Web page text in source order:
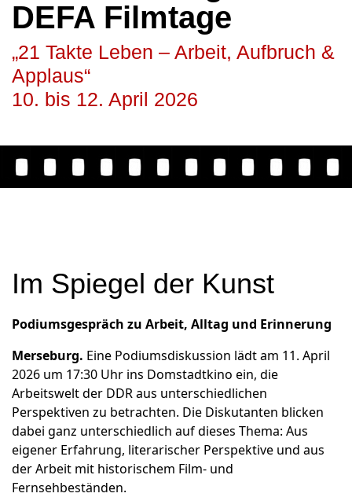
DEFA Filmtage
„21 Takte Leben – Arbeit, Aufbruch &
Applaus“
10. bis 12. April 2026
Im Spiegel der Kunst
Podiumsgespräch zu Arbeit, Alltag und Erinnerung
Merseburg. Eine Podiumsdiskussion lädt am 11. April
2026 um 17:30 Uhr ins Domstadtkino ein, die
Arbeitswelt der DDR aus unterschiedlichen
Perspektiven zu betrachten. Die Diskutanten blicken
dabei ganz unterschiedlich auf dieses Thema: Aus
eigener Erfahrung, literarischer Perspektive und aus
der Arbeit mit historischem Film- und
Fernsehbeständen.